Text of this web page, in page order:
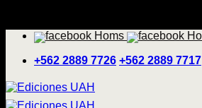
contenido
+562 2889 7726 +562 2889 7717